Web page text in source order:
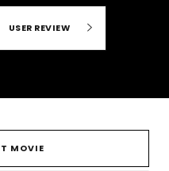
USER REVIEW
MOVIE